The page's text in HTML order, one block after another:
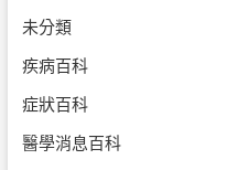
未分類
疾病百科
症狀百科
醫學消息百科